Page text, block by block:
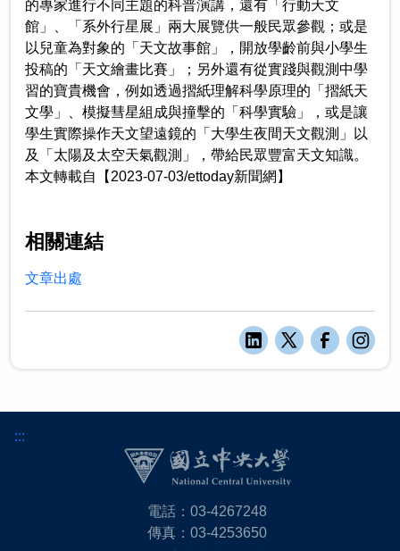
的專家進行不同主題的科普演講，還有「行動天文
館」、「系外行星展」兩大展覽供一般民眾參觀；或是
以兒童為對象的「天文故事館」，開放學齡前與小學生
投稿的「天文繪畫比賽」；另外還有從實踐與觀測中學
習的寶貴機會，例如透過摺紙理解科學原理的「摺紙天
文學」、模擬彗星組成與撞擊的「科學實驗」，或是讓
學生實際操作天文望遠鏡的「大學生夜間天文觀測」以
及「太陽及太空天氣觀測」，帶給民眾豐富天文知識。
本文轉載自【2023-07-03/ettoday新聞網】
相關連結
文章出處
:::
電話：03-4267248
傳真：03-4253650